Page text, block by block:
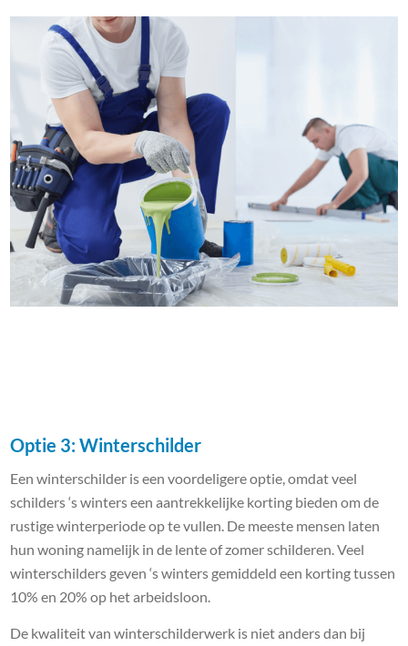
Optie 3: Winterschilder
Een winterschilder is een voordeligere optie, omdat veel
schilders ‘s winters een aantrekkelijke korting bieden om de
rustige winterperiode op te vullen. De meeste mensen laten
hun woning namelijk in de lente of zomer schilderen. Veel
winterschilders geven ‘s winters gemiddeld een korting tussen
10% en 20% op het arbeidsloon.
De kwaliteit van winterschilderwerk is niet anders dan bij